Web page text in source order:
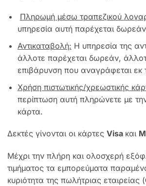
Πληρωμή μέσω τραπεζικού
υπηρεσία αυτή παρέχεται
Αντικαταβολή: Η υπηρεσία της
άλλοτε παρέχεται δωρεάν,
επιβάρυνση που αναγράφεται
Χρήση πιστωτικής/χρεωστικής
περίπτωση αυτή πληρώνετε με
κάρτα.
Δεκτές γίνονται οι κάρτες Visa και
Μέχρι την πλήρη και ολοσχερή
τιμήματος τα εμπορεύματα
κυριότητα της πωλήτριας εταιρείας (